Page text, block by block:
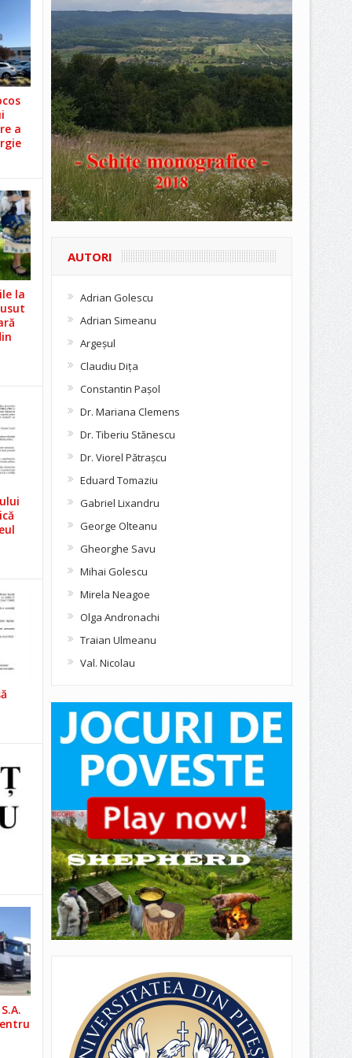
a
la
AUTORI
Adrian Golescu
Adrian Simeanu
Argeşul
Claudiu Diţa
Constantin Pașol
Dr. Mariana Clemens
Dr. Tiberiu Stănescu
Dr. Viorel Pătraşcu
Eduard Tomaziu
Gabriel Lixandru
George Olteanu
Gheorghe Savu
Mihai Golescu
Mirela Neagoe
Olga Andronachi
Traian Ulmeanu
Val. Nicolau